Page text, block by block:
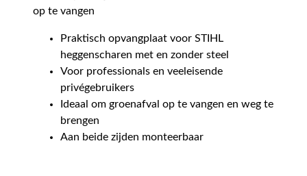
op te vangen
Praktisch opvangplaat voor STIHL
heggenscharen met en zonder steel
Voor professionals en veeleisende
privégebruikers
Ideaal om groenafval op te vangen en weg te
brengen
Aan beide zijden monteerbaar